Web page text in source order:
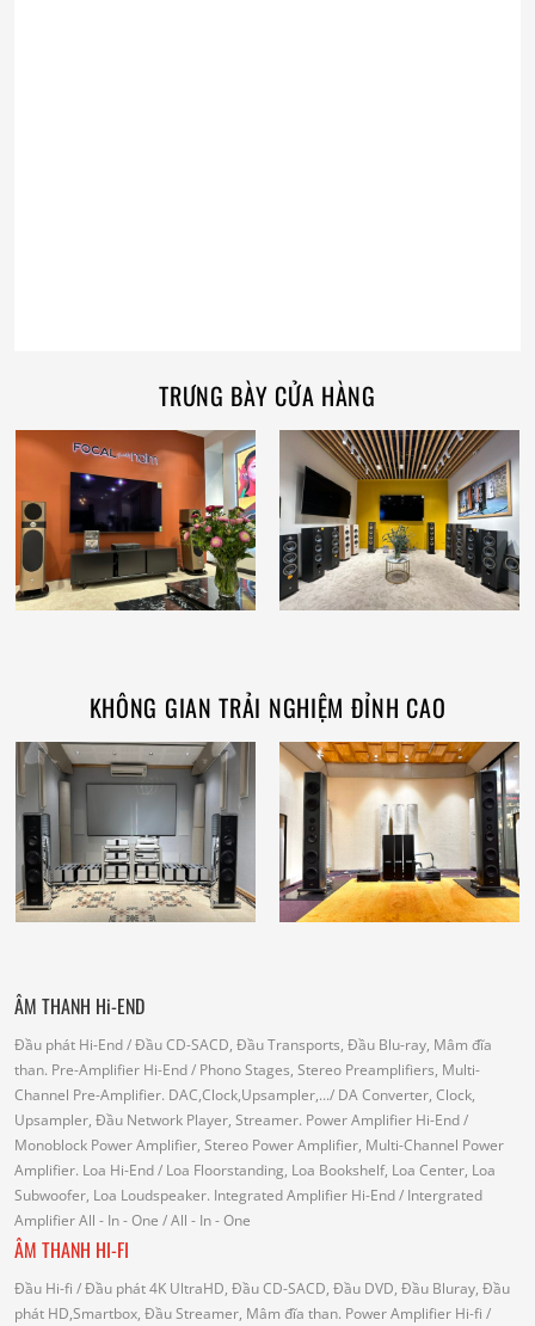
TRƯNG BÀY CỬA HÀNG
KHÔNG GIAN TRẢI NGHIỆM ĐỈNH CAO
ÂM THANH Hi-END
Đầu phát Hi-End/ Đầu CD-SACD, Đầu Transports, Đầu Blu-ray, Mâm đĩa
than. Pre-Amplifier Hi-End/ Phono Stages, Stereo Preamplifiers, Multi-
Channel Pre-Amplifier. DAC,Clock,Upsampler,.../ DA Converter, Clock,
Upsampler, Đầu Network Player, Streamer. Power Amplifier Hi-End/
Monoblock Power Amplifier, Stereo Power Amplifier, Multi-Channel Power
Amplifier. Loa Hi-End/ Loa Floorstanding, Loa Bookshelf, Loa Center, Loa
Subwoofer, Loa Loudspeaker. Integrated Amplifier Hi-End/ Intergrated
AmplifierAll - In - One / All - In - One
ÂM THANH HI-FI
Đầu Hi-fi / Đầu phát 4K UltraHD, Đầu CD-SACD, Đầu DVD, Đầu Bluray, Đầu
phát HD,Smartbox, Đầu Streamer, Mâm đĩa than. Power Amplifier Hi-fi /